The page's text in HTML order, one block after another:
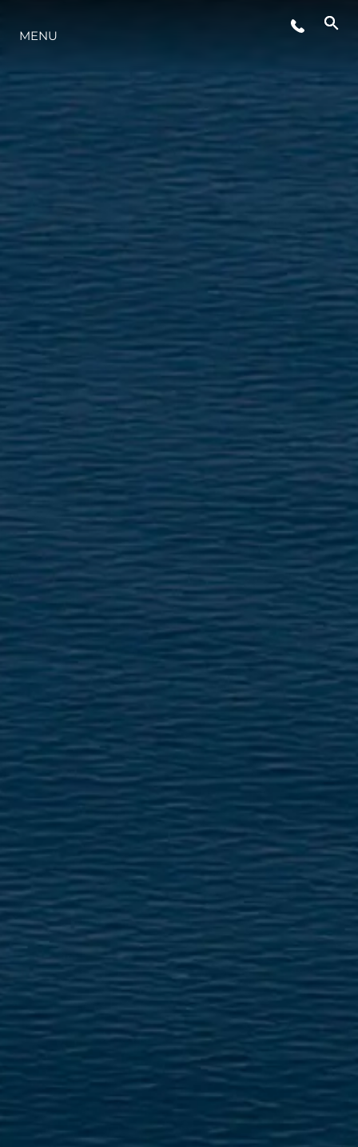
INNOWACJA
PRZEDSIĘBIORSTWO
ZESPÓŁ
TRADYCJA
WYCEŃ SWOJĄ ŁÓDŹ
MENU